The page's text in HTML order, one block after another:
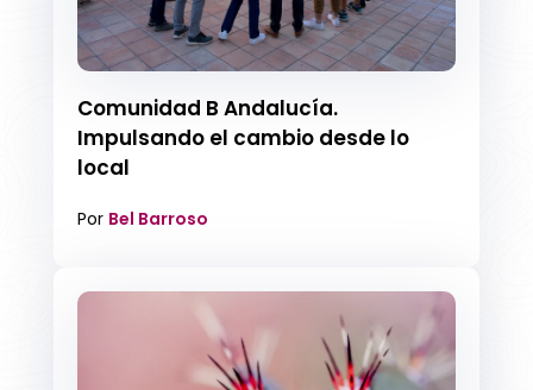
Comunidad B Andalucía.
Impulsando el cambio desde lo
local
Por Bel Barroso